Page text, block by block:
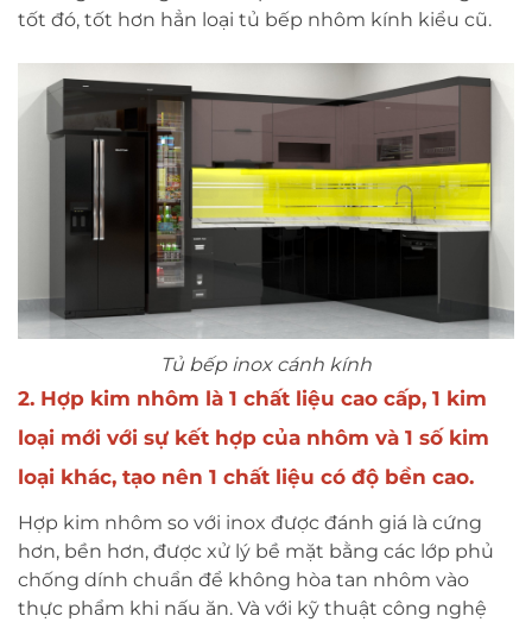
tốt đó, tốt hơn hẳn loại tủ bếp nhôm kính kiểu cũ.
Tủ bếp inox cánh kính
2. Hợp kim nhôm là 1 chất liệu cao cấp, 1 kim
loại mới với sự kết hợp của nhôm và 1 số kim
loại khác, tạo nên 1 chất liệu có độ bền cao.
Hợp kim nhôm so với inox được đánh giá là cứng
hơn, bền hơn, được xử lý bề mặt bằng các lớp phủ
chống dính chuẩn để không hòa tan nhôm vào
thực phẩm khi nấu ăn. Và với kỹ thuật công nghệ